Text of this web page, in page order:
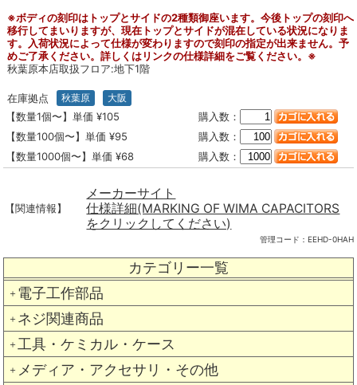
カテゴリー一覧
＋ 電子工作部品
＋ ネジ関連商品
＋ 工具・ケミカル・ケース
＋ メディア・アクセサリ・その他
※ボディの刻印はトップとサイドの2種類御座います。今後トップの刻印へ
移行してまいりますが、現在トップとサイドが混在している状況になりま
す。入荷状況によって仕様が変わりますので刻印の指定が出来ません。予
めご了承ください。詳しくはリンクの仕様詳細をご覧ください。※
秋葉原本店取扱フロア:地下1階
在庫拠点 秋葉原 大阪
【数量1個〜】単価 ¥105
購入数：
【数量100個〜】単価 ¥95
購入数：
【数量1000個〜】単価 ¥68
購入数：
【関連情報】
メーカーサイト
仕様詳細(MARKING OF WIMA CAPACITORS
をクリックしてください)
管理コード： EEHD-0HAH